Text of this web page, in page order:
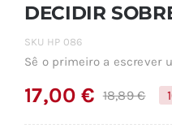
DECIDIR
SKU HP 086
Sê o primeiro a escrever
18,89€O
17,00€
O